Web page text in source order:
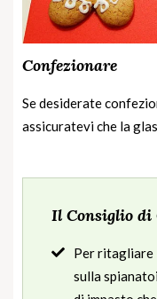
Confezionare
Se desiderate
assicuratevi che la
Il Consiglio di
Per ritagliare
sulla